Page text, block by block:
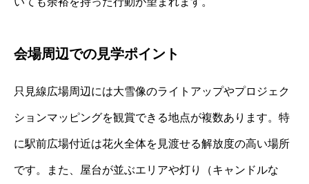
会場周辺での見学ポイント
只見線広場周辺には大雪像のライトアップやプロジェク
ションマッピングを観賞できる地点が複数あります。特
に駅前広場付近は花火全体を見渡せる解放度の高い場所
です。また、屋台が並ぶエリアや灯り（キャンドルな